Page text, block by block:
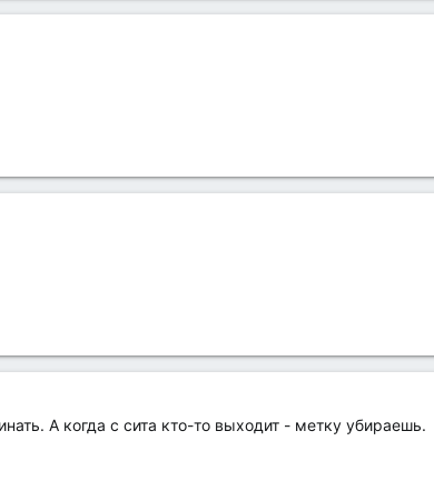
А когда с сита кто-то выходит - метку убираешь.